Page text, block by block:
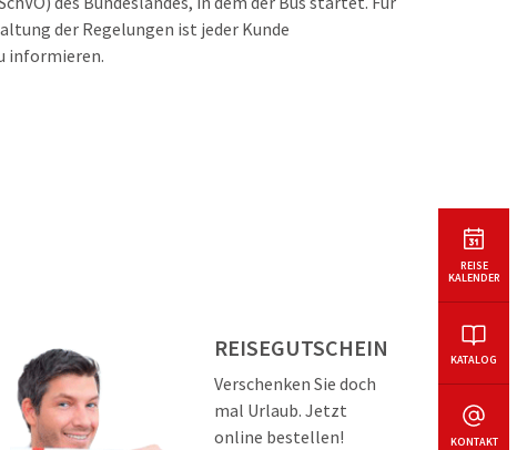
der Regelungen ist jeder Kunde
informieren.
REISE
KALENDER
KATALOG
KONTAKT
REISEGUTSCHEIN
Verschenken Sie doch
mal Urlaub. Jetzt
online bestellen!